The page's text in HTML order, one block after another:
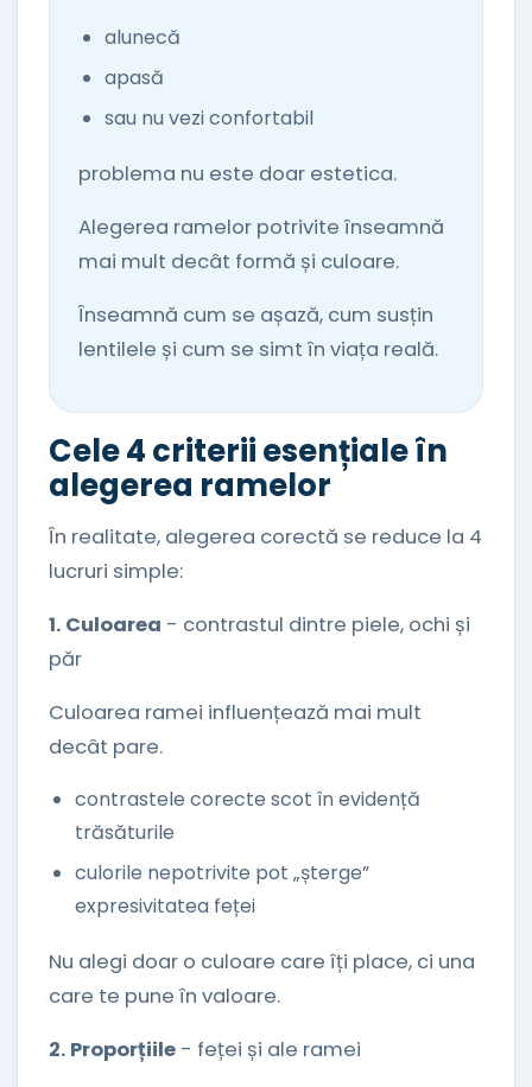
alunecă
apasă
sau nu vezi confortabil
problema nu este doar estetica.
Alegerea ramelor potrivite înseamnă
mai mult decât formă și culoare.
Înseamnă cum se așază, cum susțin
lentilele și cum se simt în viața reală.
Cele 4 criterii esențiale în
alegerea ramelor
În realitate, alegerea corectă se reduce la 4
lucruri simple:
1. Culoarea - contrastul dintre piele, ochi și
păr
Culoarea ramei influențează mai mult
decât pare.
contrastele corecte scot în evidență
trăsăturile
culorile nepotrivite pot „șterge”
expresivitatea feței
Nu alegi doar o culoare care îți place, ci una
care te pune în valoare.
2. Proporțiile - feței și ale ramei